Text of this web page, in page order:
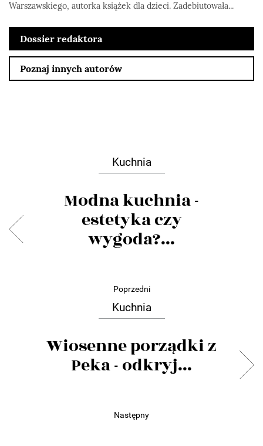
Warszawskiego, autorka książek dla dzieci. Zadebiutowała...
Dossier redaktora
Poznaj innych autorów
Kuchnia
Modna kuchnia -
estetyka czy
wygoda?...
Poprzedni
Kuchnia
Wiosenne porządki z
Peka - odkryj...
Następny